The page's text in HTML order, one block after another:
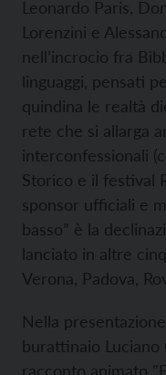
Leonardo Paris,
Lorenzini e
nell’incrocio fra
linguaggi, pensati
quindina le realtà
rete che si allarga
interconfessionali
Storico e il festival
sponsor ufficiali e
basso” è la
lanciato in altre
Verona, Padova,
Nella
burattinaio
racconto animato